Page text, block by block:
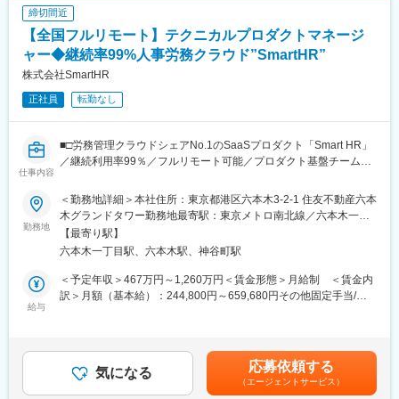
■活用しているAIツール
ChatGPT、Gemini Pro、NotebookLM、Claude、Cursor 、
midjourney、Figma Make
変更の範囲：当社における各種業務全般
■開発環境：
・DB: MySQL, Redis, DynamoDB, Redshift, Athena, BigQuery
・テストツール: GitLab CI, BrowserStack
・デプロイ: Docker, CodePipeline, fastlane
・分析ツール: Redash, Data Studio, Adjust, PowerBI
・モニタリング: CloudWatch, Mackerel, Elastisearch, Sentry
・アプリケーション: Fargate, AWS Elastic Beanstalk, Lambda
・コミュニケーション: Slack, DocBase, Asana
・ブロックチェーン(R&D): Bitcoin, Lightning Network, Ethereum,
HyperLedger Fabric
変更の範囲：会社の定める業務
締切間近
【全国フルリモート】テクニカルプロダクトマネージ
ャー◆継続率99%人事労務クラウド”SmartHR”
株式会社SmartHR
正社員 転勤なし
仕事内容
■□労務管理クラウドシェアNo.1のSaaSプロダクト「Smart HR」
／継続利用率99％／フルリモート可能／プロダクト基盤チーム／
プロダクト基盤チームでプロダクトマネージャーを担当して頂き
ます。
■業務内容：
テクニカルプロダクトマネージャーの役割は、マルチプロダクト
戦略実現に向けて、解決しなければいけない課題を整理し「何を
つくるのか」「なぜつくるのか」に責任を持ち、開発チームと一
＜具体的には以下のような活動を行います＞
・中長期ミッション達成のためのプロダクト基盤の目標やロード
マップの作成
勤務地
＜勤務地詳細＞本社住所：東京都港区六本木3-2-1 住友不動産六本
木グランドタワー勤務地最寄駅：東京メトロ南北線／六本木一丁
目駅受動喫煙対策：屋内全面禁煙
【最寄り駅】
六本木一丁目駅、六本木駅、神谷町駅
給与
＜予定年収＞467万円～1,260万円＜賃金形態＞月給制 ＜賃金内
訳＞月額（基本給）：244,800円～659,680円その他固定手当/
給有無＞有＜残業手当＞有＜給与補足＞■2022年「下半期」の昇
給結果※給与改定は年に2回（1月と7月）あります。※下記は1回分
の給与改定での昇/降級の結果です。※半期の評価に応じて、昇給
気になる 応募依頼する
（エージェントサービス）